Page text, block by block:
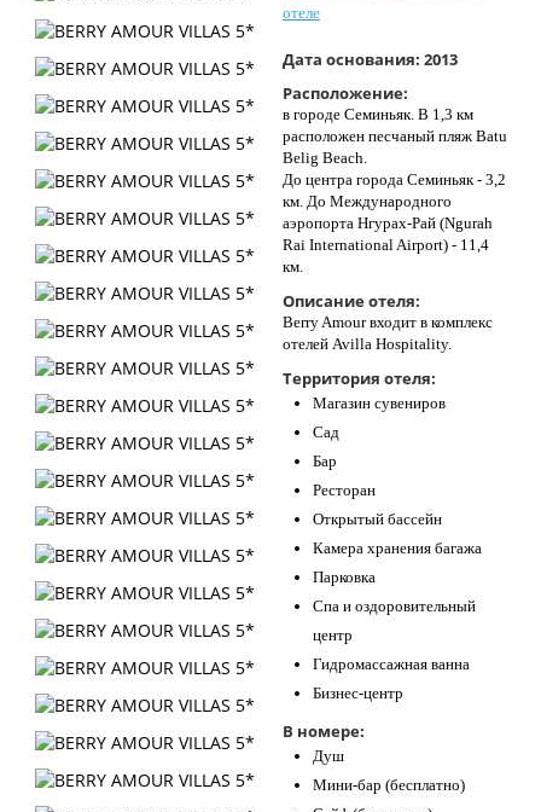
О нас
Контакты
отеле
Дата основания: 2013
Расположение:
в городе Семиньяк. В 1,3 км
расположен песчаный пляж Batu
Belig Beach.
До центра города Семиньяк - 3,2
км. До Международного
аэропорта Нгурах-Рай (Ngurah
Rai International Airport) - 11,4
км.
Описание отеля:
Berry Amour входит в комплекс
отелей Avilla Hospitality.
Территория отеля:
Магазин сувениров
Сад
Бар
Ресторан
Открытый бассейн
Камера хранения багажа
Парковка
Спа и оздоровительный
центр
Гидромассажная ванна
Бизнес-центр
В номере:
Душ
Мини-бар (бесплатно)